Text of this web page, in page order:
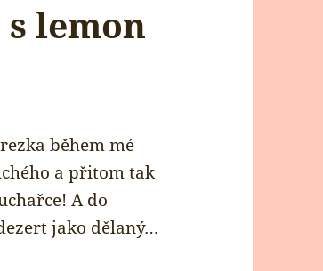
lemon
během mé
a přitom tak
A do
jako dělaný…